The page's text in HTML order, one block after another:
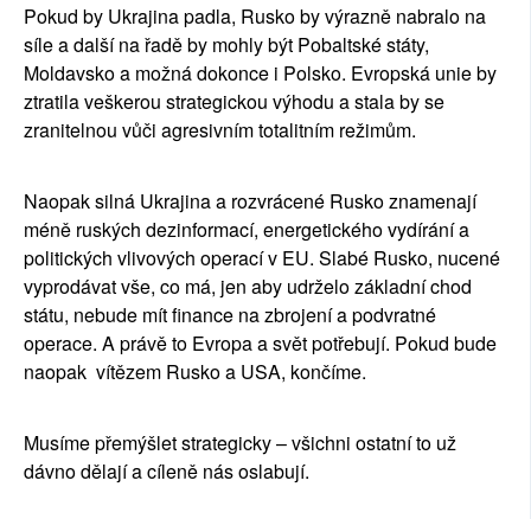
Pokud by Ukrajina padla, Rusko by výrazně nabralo na
síle a další na řadě by mohly být Pobaltské státy,
Moldavsko a možná dokonce i Polsko. Evropská unie by
ztratila veškerou strategickou výhodu a stala by se
zranitelnou vůči agresivním totalitním režimům.
Naopak silná Ukrajina a rozvrácené Rusko znamenají
méně ruských dezinformací, energetického vydírání a
politických vlivových operací v EU. Slabé Rusko, nucené
vyprodávat vše, co má, jen aby udrželo základní chod
státu, nebude mít finance na zbrojení a podvratné
operace. A právě to Evropa a svět potřebují. Pokud bude
naopak  vítězem Rusko a USA, končíme.
Musíme přemýšlet strategicky – všichni ostatní to už
dávno dělají a cíleně nás oslabují.